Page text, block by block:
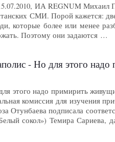
ИА REGNUM Михаил
СМИ. Порой кажется:
которые более или менее
Поэтому они задаются …
- Но для этого надо
этого надо примирить
комиссия для изучения
Отунбаева подписала
сокол») Темира Сариева,